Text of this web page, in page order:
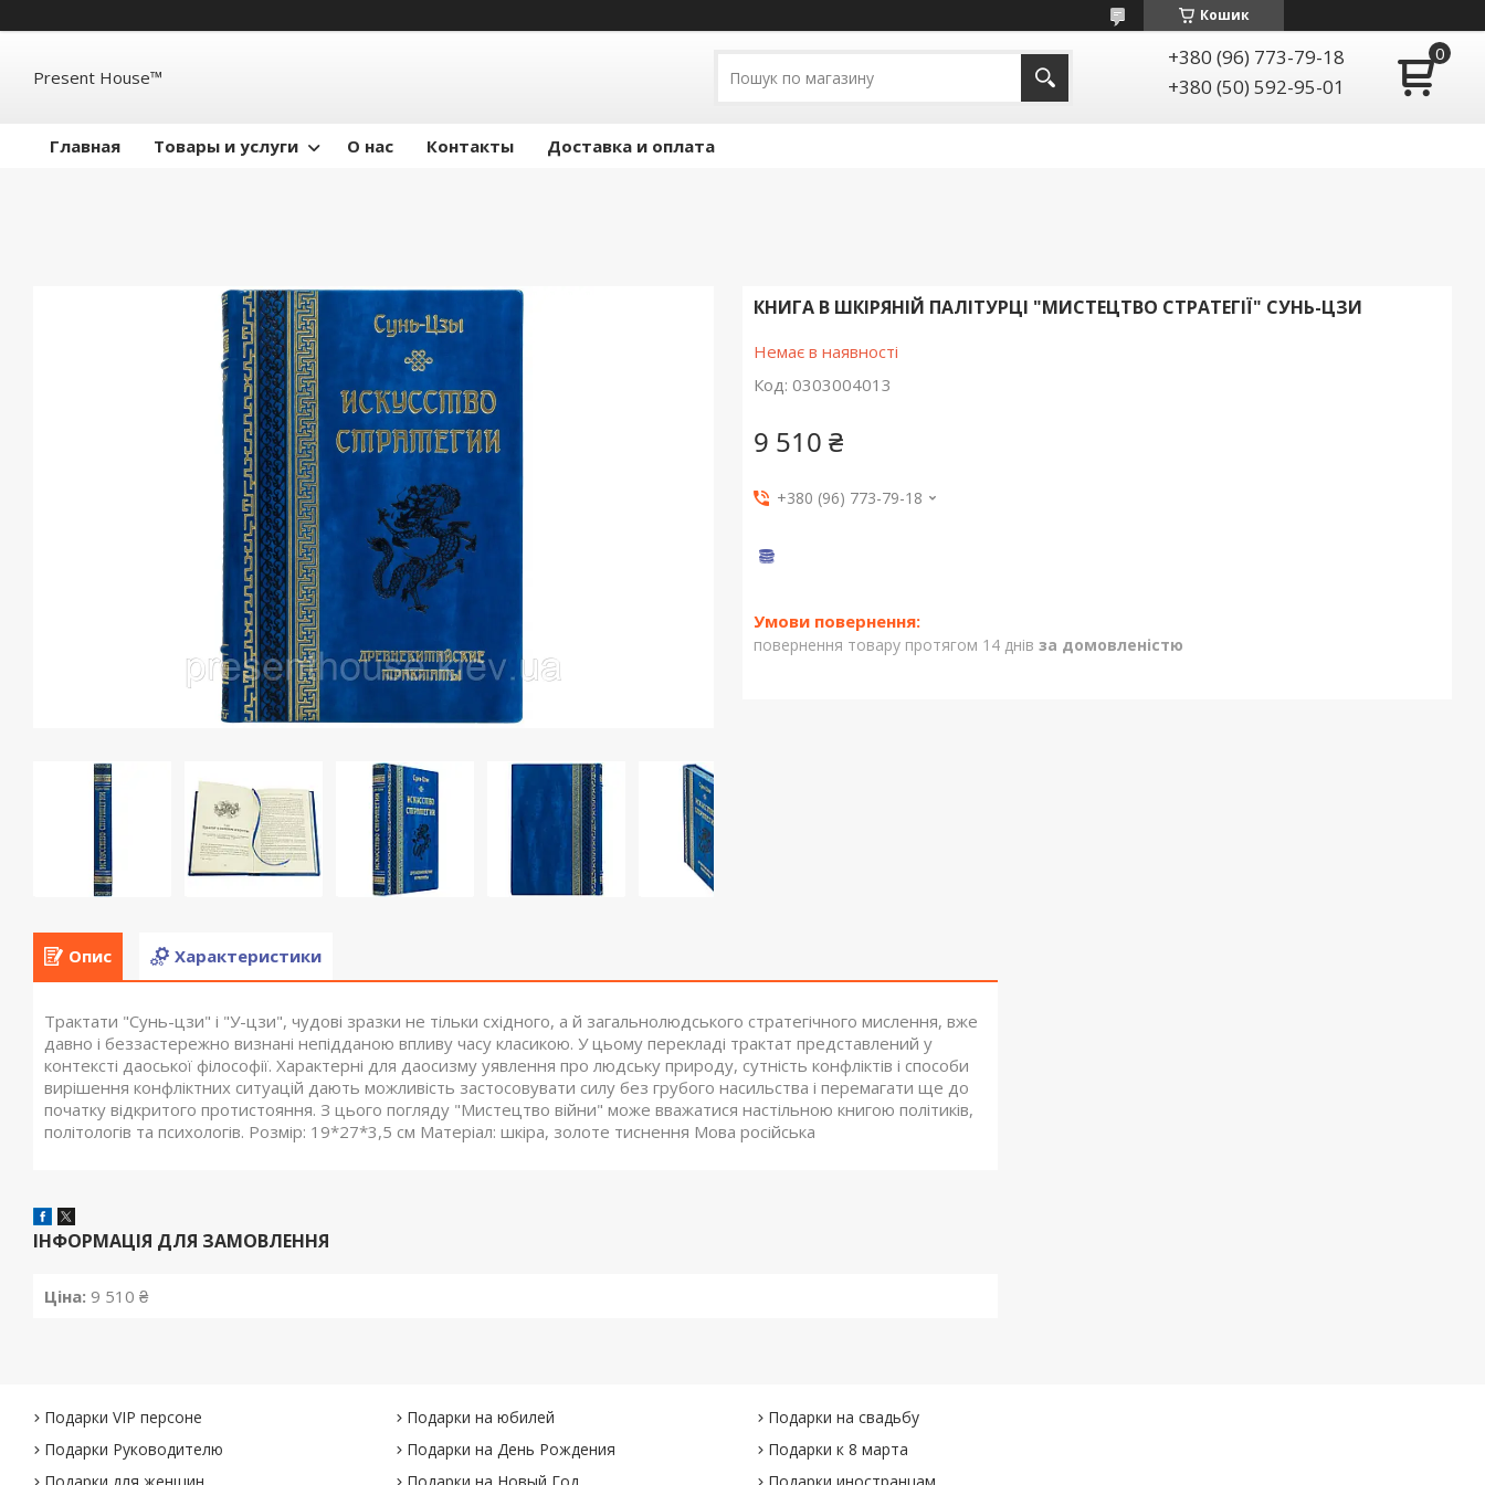
Кошик
Present House™
+380 (96) 773-79-18
+380 (50) 592-95-01
Главная Товары и услуги О нас Контакты Доставка и оплата
КНИГА В ШКІРЯНІЙ ПАЛІТУРЦІ "МИСТЕЦТВО СТРАТЕГІЇ" СУНЬ-ЦЗИ
Немає в наявності
Код: 0303004013
9 510 ₴
+380 (96) 773-79-18
повернення товару протягом 14 днів за домовленістю
Опис Характеристики
Трактати "Сунь-цзи" і "У-цзи", чудові зразки не тільки східного, а й загальнолюдського стратегічного мислення, вже
давно і беззастережно визнані непідданою впливу часу класикою. У цьому перекладі трактат представлений у
контексті даоської філософії. Характерні для даосизму уявлення про людську природу, сутність конфліктів і способи
вирішення конфліктних ситуацій дають можливість застосовувати силу без грубого насильства і перемагати ще до
початку відкритого протистояння. З цього погляду "Мистецтво війни" може вважатися настільною книгою політиків,
політологів та психологів. Розмір: 19*27*3,5 см Матеріал: шкіра, золоте тиснення Мова російська
ІНФОРМАЦІЯ ДЛЯ ЗАМОВЛЕННЯ
Ціна: 9 510 ₴
Подарки VIP персоне
Подарки Руководителю
Подарки на юбилей
Подарки на День Рождения
Подарки на свадьбу
Подарки к 8 марта